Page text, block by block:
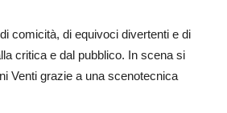
comicità, di equivoci divertenti e di
critica e dal pubblico. In scena si
Venti grazie a una scenotecnica